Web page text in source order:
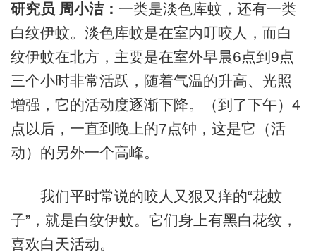
研究员 周小洁： 一类是淡色库蚊，还有一类
白纹伊蚊。淡色库蚊是在室内叮咬人，而白
纹伊蚊在北方，主要是在室外早晨6点到9点
三个小时非常活跃，随着气温的升高、光照
增强，它的活动度逐渐下降。（到了下午）4
点以后，一直到晚上的7点钟，这是它（活
动）的另外一个高峰。
我们平时常说的咬人又狠又痒的“花蚊
子”，就是白纹伊蚊。它们身上有黑白花纹，
喜欢白天活动。